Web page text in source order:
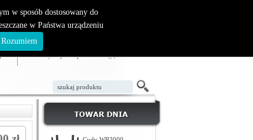
TWÓJ KOSZYK
W koszyku jest 0 produktów(y)
ZAŁÓŻ KONTO LOGOWANIE
w sposób dostosowany do
w Państwa urządzeniu
Rozumiem